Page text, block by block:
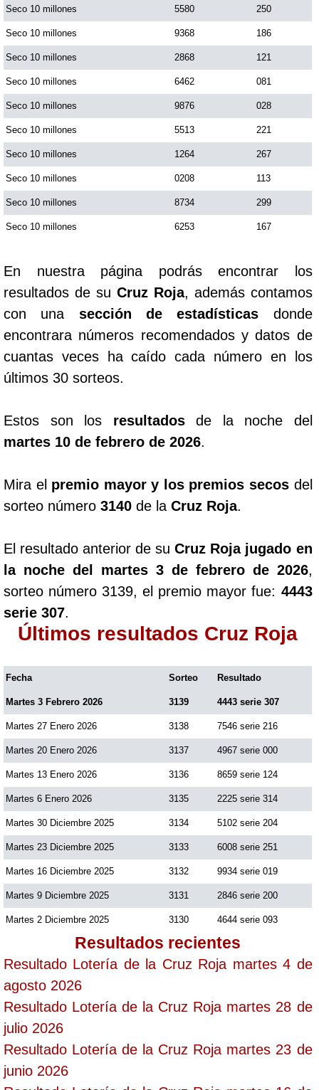
Seco 10 millones 5580 250
Seco 10 millones 9368 186
Seco 10 millones 2868 121
Seco 10 millones 6462 081
Seco 10 millones 9876 028
Seco 10 millones 5513 221
Seco 10 millones 1264 267
Seco 10 millones 0208 113
Seco 10 millones 8734 299
Seco 10 millones 6253 167
En nuestra página podrás encontrar los
resultados de su Cruz Roja, además contamos
con una sección de estadísticas donde
encontrara números recomendados y datos de
cuantas veces ha caído cada número en los
últimos 30 sorteos.
Estos son los resultadosde la noche del
martes 10 de febrero de 2026.
Mira el premio mayor y los premios secosdel
sorteo número 3140 de la Cruz Roja.
El resultado anterior de suCruz Roja jugado en
la noche del martes 3 de febrero de 2026,
sorteo número 3139, el premio mayor fue: 4443
serie 307.
Últimos resultados Cruz Roja
Fecha Sorteo Resultado
Martes 3 Febrero 2026 3139 4443 serie 307
Martes 27 Enero 2026 3138 7546 serie 216
Martes 20 Enero 2026 3137 4967 serie 000
Martes 13 Enero 2026 3136 8659 serie 124
Martes 6 Enero 2026 3135 2225 serie 314
Martes 30 Diciembre 2025 3134 5102 serie 204
Martes 23 Diciembre 2025 3133 6008 serie 251
Martes 16 Diciembre 2025 3132 9934 serie 019
Martes 9 Diciembre 2025 3131 2846 serie 200
Martes 2 Diciembre 2025 3130 4644 serie 093
Resultados recientes
Resultado Lotería de la Cruz Roja martes 4 de
agosto 2026
Resultado Lotería de la Cruz Roja martes 28 de
julio 2026
Resultado Lotería de la Cruz Roja martes 23 de
junio 2026